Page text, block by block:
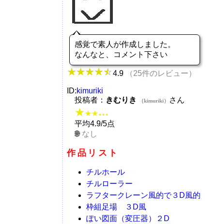
感覚で素人が作成しました。
なんなと、コメント下さい
4.9 （25件のレビュー）
ID:kimuriki
投稿者： きむりき （kimuriki） さん
★★★ ★★★
平均4.9/5点
なし
作品リスト
チルホール
チルローラー
ラフタークレーン風的で３D風的
枠組足場 ３D風
ぽい図面（変圧器）２D